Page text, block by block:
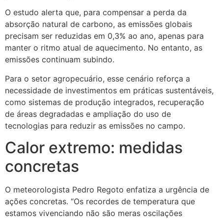
O estudo alerta que, para compensar a perda da
absorção natural de carbono, as emissões globais
precisam ser reduzidas em 0,3% ao ano, apenas para
manter o ritmo atual de aquecimento. No entanto, as
emissões continuam subindo.
Para o setor agropecuário, esse cenário reforça a
necessidade de investimentos em práticas sustentáveis,
como sistemas de produção integrados, recuperação
de áreas degradadas e ampliação do uso de
tecnologias para reduzir as emissões no campo.
Calor extremo: medidas
concretas
O meteorologista Pedro Regoto enfatiza a urgência de
ações concretas. “Os recordes de temperatura que
estamos vivenciando não são meras oscilações